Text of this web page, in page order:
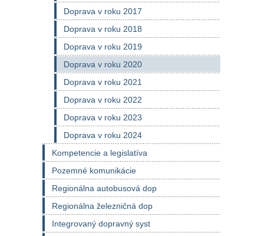
Doprava v roku 2017
Doprava v roku 2018
Doprava v roku 2019
Doprava v roku 2020
Doprava v roku 2021
Doprava v roku 2022
Doprava v roku 2023
Doprava v roku 2024
Kompetencie a legislatíva
Pozemné komunikácie
Regionálna autobusová dop
Regionálna železničná dop
Integrovaný dopravný syst